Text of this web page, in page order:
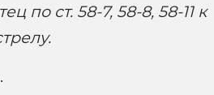
по ст. 58-7, 58-8, 58-11 к